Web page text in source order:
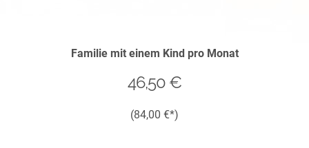
Familie mit einem Kind pro Monat
46,50 €
(84,00 €*)